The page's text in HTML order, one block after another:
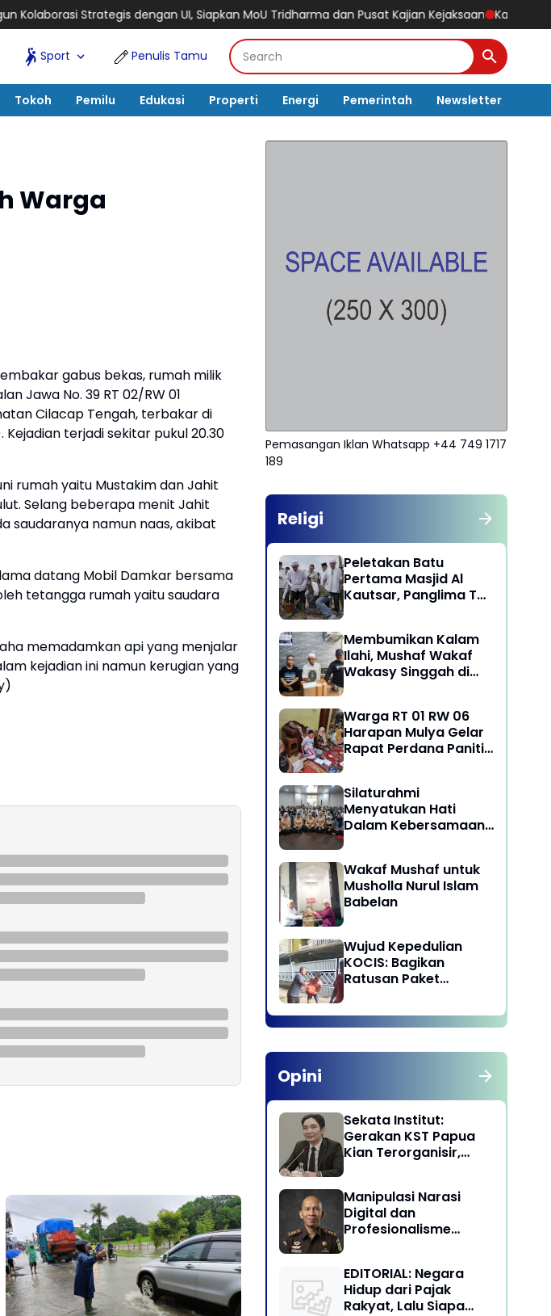
UI, Siapkan MoU Tridharma dan Pusat Kajian Kejaksaan Kabadiklat Harli Siregar Bangun
Sport Penulis Tamu
Tokoh Pemilu Edukasi Properti Energi Pemerintah Newsletter
Warga
gabus bekas, rumah milik
Jawa No. 39 RT 02/RW 01
Cilacap Tengah, terbakar di
Kejadian terjadi sekitar pukul 20.30
rumah yaitu Mustakim dan Jahit
Selang beberapa menit Jahit
saudaranya namun naas, akibat
datang Mobil Damkar bersama
tetangga rumah yaitu saudara
memadamkan api yang menjalar
kejadian ini namun kerugian yang
Pemasangan Iklan Whatsapp +44 749 1717
189
Religi
Peletakan Batu
Pertama Masjid Al
Kautsar, Panglima TNI
Kebersamaan
Masyarakat
Membumikan Kalam
Ilahi, Mushaf Wakaf
Wakasy Singgah di
Barat
Warga RT 01 RW 06
Harapan Mulya Gelar
Rapat Perdana Panitia
Silaturahmi
Menyatukan Hati
Dalam Kebersamaan
Ekonomi Kreatif
Provinsi DKI Jakarta
Wakaf Mushaf untuk
Musholla Nurul Islam
Babelan
Wujud Kepedulian
KOCIS: Bagikan
Ratusan Paket
Anggota dan Kaum
Dhuafa
Opini
Sekata Institut:
Gerakan KST Papua
Kian Terorganisir,
Manipulasi Narasi
Digital dan
Profesionalisme
Social Media di
Indonesia
EDITORIAL: Negara
Hidup dari Pajak
Rakyat, Lalu Siapa